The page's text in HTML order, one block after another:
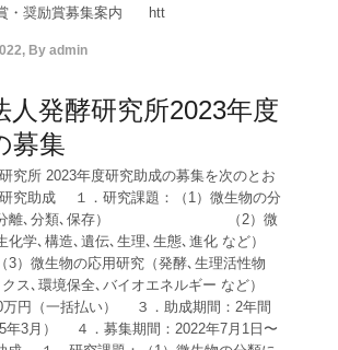
・奨励賞募集案内 htt
, By admin
人発酵研究所2023年度
募集
究所 2023年度研究助成の募集を次のとお
究助成 １．研究課題：（1）微生物の分
（分離､分類､保存） （2）微
化学､構造､遺伝､生理､生態､進化 など）
応用研究（発酵､生理活性物
クス､環境保全､バイオエネルギー など）
万円（一括払い） ３．助成期間：2年間
年3月） ４．募集期間：2022年7月1日〜